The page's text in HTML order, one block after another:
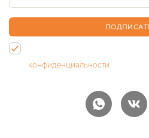
конфиденциальности